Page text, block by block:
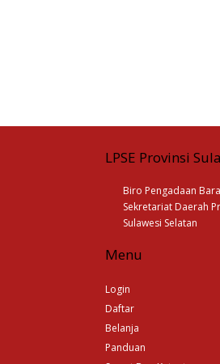
LPSE Provinsi
Biro Pengadaan
Sekretariat Daerah
Sulawesi Selatan
Menu
Login
Daftar
Belanja
Panduan